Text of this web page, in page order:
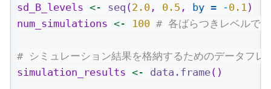
sd_B_levels <- seq (2.0 , 0.5 , by = -0.1 )
num_simulations <- 100 # 各ばらつきレベルで
# シミュレーション結果を格納するためのデータフレ
simulation_results <- data.frame()